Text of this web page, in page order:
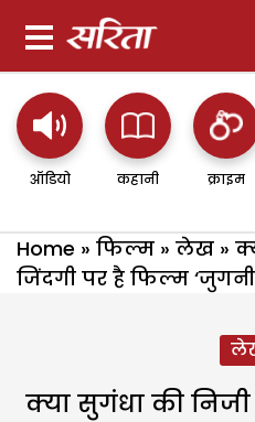
ऑडियो कहानी क्राइम
Home » फिल्म » लेख »
जिंदगी पर है फिल्म
क्या सुगंधा की